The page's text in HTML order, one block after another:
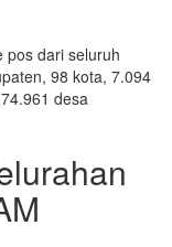
pos dari seluruh
98 kota, 7.094
desa